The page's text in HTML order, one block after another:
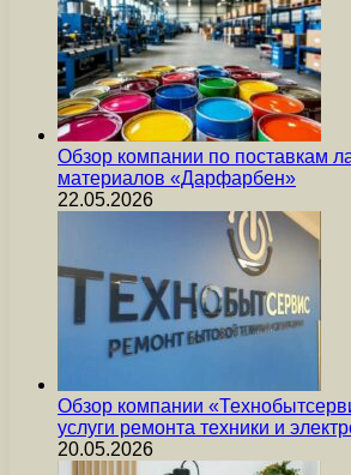
Обзор компании по поставкам
материалов «Дарфарбен»
22.05.2026
Обзор компании
услуги ремонта техники и
20.05.2026